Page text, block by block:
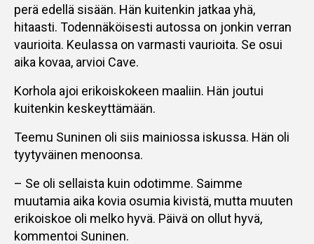
perä edellä sisään. Hän kuitenkin jatkaa yhä,
hitaasti. Todennäköisesti autossa on jonkin verran
vaurioita. Keulassa on varmasti vaurioita. Se osui
aika kovaa, arvioi Cave.
Korhola ajoi erikoiskokeen maaliin. Hän joutui
kuitenkin keskeyttämään.
Teemu Suninen oli siis mainiossa iskussa. Hän oli
tyytyväinen menoonsa.
– Se oli sellaista kuin odotimme. Saimme
muutamia aika kovia osumia kivistä, mutta muuten
erikoiskoe oli melko hyvä. Päivä on ollut hyvä,
kommentoi Suninen.